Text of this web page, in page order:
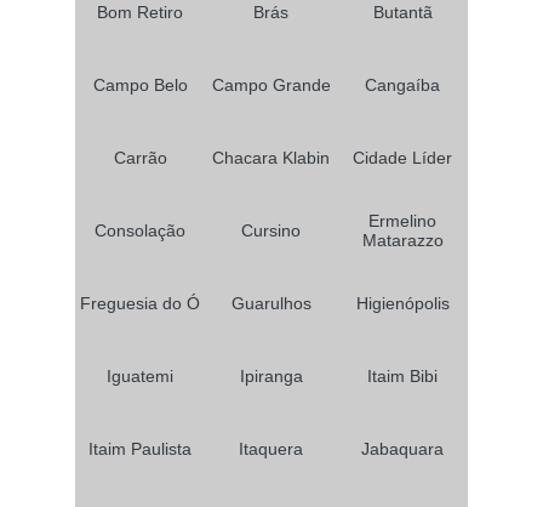
Bom Retiro Brás Butantã
Campo Belo Campo Grande Cangaíba
Carrão Chacara Klabin Cidade Líder
Consolação Cursino
Ermelino
Matarazzo
Freguesia do Ó Guarulhos Higienópolis
Iguatemi Ipiranga Itaim Bibi
Itaim Paulista Itaquera Jabaquara